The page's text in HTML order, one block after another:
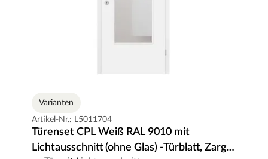
Varianten
Artikel-Nr.: L5011704
Türenset CPL Weiß RAL 9010 mit
Lichtausschnitt (ohne Glas) -Türblatt, Zarge,